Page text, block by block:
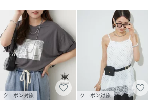
クーポン対象 クーポン対象